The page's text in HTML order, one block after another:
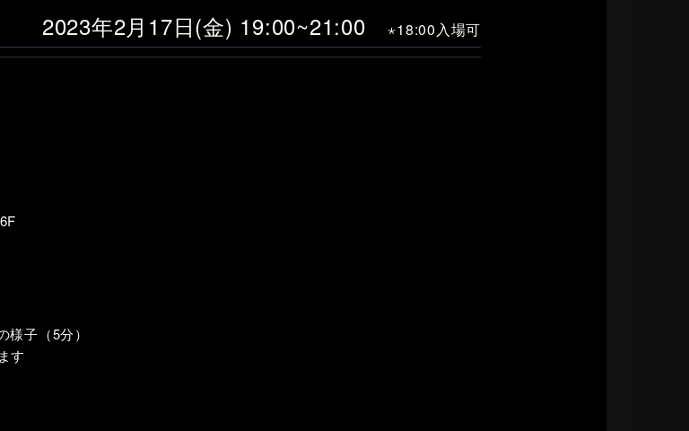
2023年2月17日(金) 19:00~21:00⋆18:00入場可
子（5分）
す